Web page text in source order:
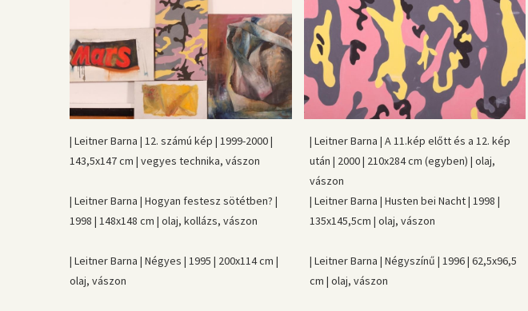
| Leitner Barna | 12. számú kép | 1999-2000 |
143,5x147 cm | vegyes technika, vászon
| Leitner Barna | A 11.kép előtt és a 12. kép
után | 2000 | 210x284 cm (egyben) | olaj,
vászon
| Leitner Barna | Hogyan festesz sötétben? |
1998 | 148x148 cm | olaj, kollázs, vászon
| Leitner Barna | Husten bei Nacht | 1998 |
135x145,5cm | olaj, vászon
| Leitner Barna | Négyes | 1995 | 200x114 cm |
olaj, vászon
| Leitner Barna | Négyszínű | 1996 | 62,5x96,5
cm | olaj, vászon